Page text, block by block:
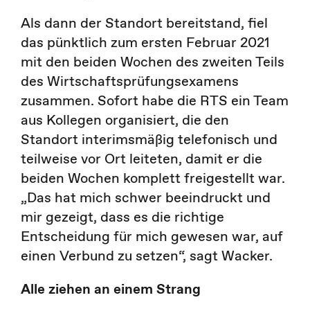
Als dann der Standort bereitstand, fiel
das pünktlich zum ersten Februar 2021
mit den beiden Wochen des zweiten Teils
des Wirtschaftsprüfungsexamens
zusammen. Sofort habe die RTS ein Team
aus Kollegen organisiert, die den
Standort interimsmäßig telefonisch und
teilweise vor Ort leiteten, damit er die
beiden Wochen komplett freigestellt war.
„Das hat mich schwer beeindruckt und
mir gezeigt, dass es die richtige
Entscheidung für mich gewesen war, auf
einen Verbund zu setzen“, sagt Wacker.
Alle ziehen an einem Strang